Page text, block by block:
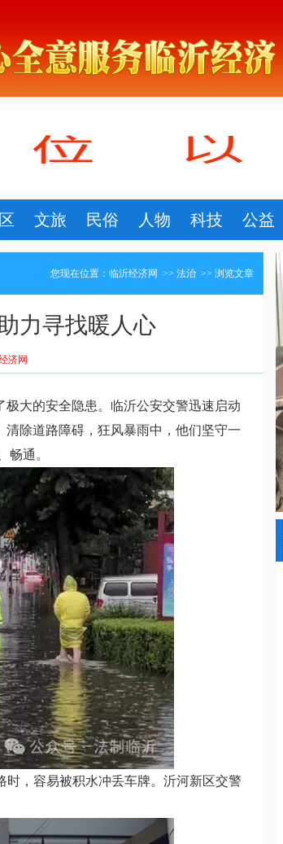
文旅 民俗 人物 科技 公益
您现在位置： 临沂经济网 >> 法治 >> 浏览文章
力寻找暖人心
济网
大的安全隐患。临沂公安交警迅速启动
除道路障碍，狂风暴雨中，他们坚守一
畅通。
，容易被积水冲丢车牌。沂河新区交警